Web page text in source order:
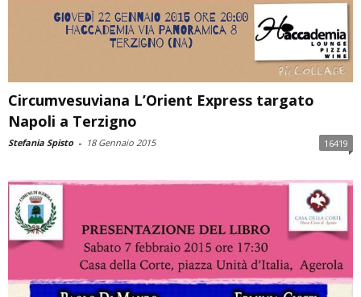
Circumvesuviana L’Orient Express targato
Napoli a Terzigno
Stefania Spisto - 18 Gennaio 2015 16419